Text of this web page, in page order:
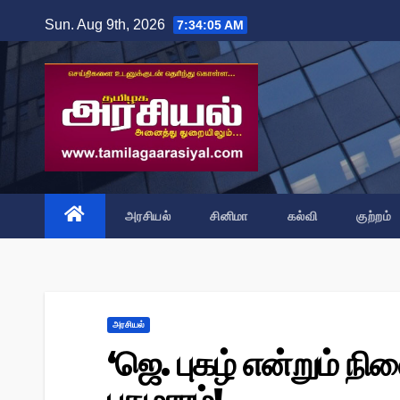
to
content
Sun. Aug 9th, 2026 7:34:06 AM
அரசியல் சினிமா கல்வி குற்றம்
அரசியல்
‘ஜெ. புகழ் என்றும்